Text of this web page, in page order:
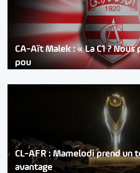
CA-Aït Malek : « La C1 ?
pou
CL-AFR : Mamelodi prend un
avantage